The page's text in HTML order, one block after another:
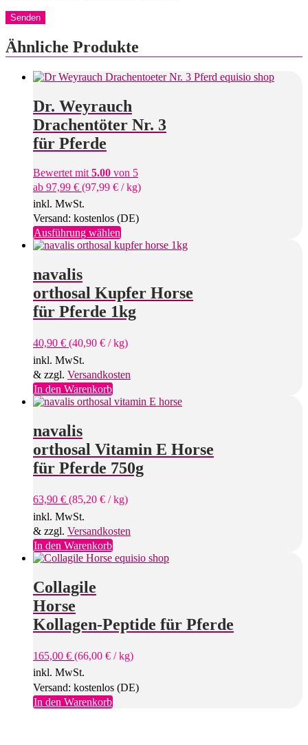
Ähnliche Produkte
Dr. Weyrauch
Drachentöter Nr. 3
für Pferde
Bewertet mit 5.00 von 5
ab 97,99 € (97,99 € /kg)
inkl. MwSt.
Versand: kostenlos (DE)
Ausführung wählenDieses
Produkt
auf.
Die
Optionen
auf
gewählt
navalis
orthosal Kupfer Horse
für Pferde 1kg
40,90 € (40,90 € /kg)
inkl. MwSt.
& zzgl. Versandkosten
In den Warenkorb
navalis
orthosal Vitamin E Horse
für Pferde 750g
63,90 € (85,20 € /kg)
inkl. MwSt.
& zzgl. Versandkosten
In den Warenkorb
Collagile
Horse
Kollagen-Peptide für Pferde
165,00 € (66,00 € /kg)
inkl. MwSt.
Versand: kostenlos (DE)
In den Warenkorb